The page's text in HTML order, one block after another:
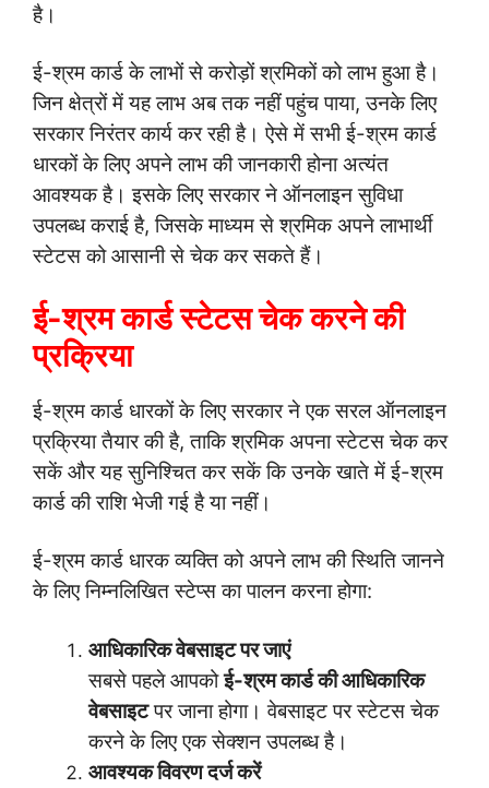
है।
ई-श्रम कार्ड के लाभों से करोड़ों श्रमिकों को लाभ हुआ है।
जिन क्षेत्रों में यह लाभ अब तक नहीं पहुंच पाया, उनके लिए
सरकार निरंतर कार्य कर रही है। ऐसे में सभी ई-श्रम कार्ड
धारकों के लिए अपने लाभ की जानकारी होना अत्यंत
आवश्यक है। इसके लिए सरकार ने ऑनलाइन सुविधा
उपलब्ध कराई है, जिसके माध्यम से श्रमिक अपने लाभार्थी
स्टेटस को आसानी से चेक कर सकते हैं।
ई-श्रम कार्ड स्टेटस चेक करने की
प्रक्रिया
ई-श्रम कार्ड धारकों के लिए सरकार ने एक सरल ऑनलाइन
प्रक्रिया तैयार की है, ताकि श्रमिक अपना स्टेटस चेक कर
सकें और यह सुनिश्चित कर सकें कि उनके खाते में ई-श्रम
कार्ड की राशि भेजी गई है या नहीं।
ई-श्रम कार्ड धारक व्यक्ति को अपने लाभ की स्थिति जानने
के लिए निम्नलिखित स्टेप्स का पालन करना होगा:
आधिकारिक वेबसाइट पर जाएं
सबसे पहले आपकोई-श्रम कार्ड की आधिकारिक
वेबसाइटपर जाना होगा। वेबसाइट पर स्टेटस चेक
करने के लिए एक सेक्शन उपलब्ध है।
आवश्यक विवरण दर्ज करें